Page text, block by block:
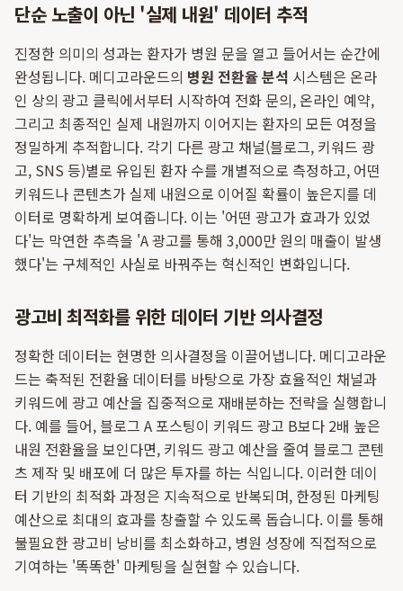
단순 노출이 아닌 '실제 내원' 데이터 추적
진정한 의미의 성과는 환자가 병원 문을 열고 들어서는 순간에
완성됩니다. 메디고라운드의 병원 전환율 분석 시스템은 온라
인 상의 광고 클릭에서부터 시작하여 전화 문의, 온라인 예약,
그리고 최종적인 실제 내원까지 이어지는 환자의 모든 여정을
정밀하게 추적합니다. 각기 다른 광고 채널(블로그, 키워드 광
고, SNS 등)별로 유입된 환자 수를 개별적으로 측정하고, 어떤
키워드나 콘텐츠가 실제 내원으로 이어질 확률이 높은지를 데
이터로 명확하게 보여줍니다. 이는 '어떤 광고가 효과가 있었
다'는 막연한 추측을 'A 광고를 통해 3,000만 원의 매출이 발생
했다'는 구체적인 사실로 바꿔주는 혁신적인 변화입니다.
광고비 최적화를 위한 데이터 기반 의사결정
정확한 데이터는 현명한 의사결정을 이끌어냅니다. 메디고라운
드는 축적된 전환율 데이터를 바탕으로 가장 효율적인 채널과
키워드에 광고 예산을 집중적으로 재배분하는 전략을 실행합니
다. 예를 들어, 블로그 A 포스팅이 키워드 광고 B보다 2배 높은
내원 전환율을 보인다면, 키워드 광고 예산을 줄여 블로그 콘텐
츠 제작 및 배포에 더 많은 투자를 하는 식입니다. 이러한 데이
터 기반의 최적화 과정은 지속적으로 반복되며, 한정된 마케팅
예산으로 최대의 효과를 창출할 수 있도록 돕습니다. 이를 통해
불필요한 광고비 낭비를 최소화하고, 병원 성장에 직접적으로
기여하는 '똑똑한' 마케팅을 실현할 수 있습니다.